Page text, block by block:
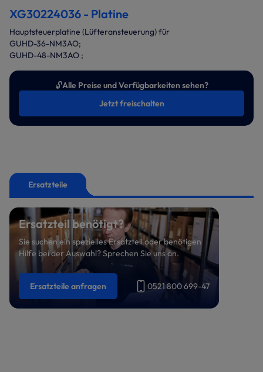
XG30224036 - Platine
Hauptsteuerplatine (Lüfteransteuerung) für
GUHD-36-NM3AO;
GUHD-48-NM3AO ;
🔓Alle Preise und Verfügbarkeiten sehen?
Jetzt freischalten
Ersatzteile
Ersatzteil benötigt?
Sie suchen ein spezielles Ersatzteil oder benötigen
Hilfe bei der Auswahl? Sprechen Sie uns an.
Ersatzteile anfragen 0521 800 699-47